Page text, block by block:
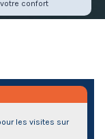
confort
les visites sur